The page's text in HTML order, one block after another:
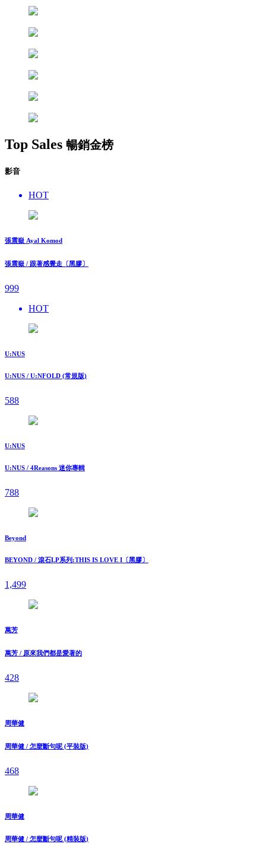
Top Sales 暢銷金榜
影音
HOT
張震嶽 Ayal Komod
張震嶽 / 跟著感覺走〔黑膠〕
999
HOT
U:NUS
U:NUS / U:NFOLD (常規版)
588
U:NUS
U:NUS / 4Reasons 迷你專輯
788
Beyond
BEYOND / 滾石LP系列:THIS IS LOVE I〔黑膠〕
1,499
萬芳
萬芳 / 原來我們都是愛著的
428
周華健
周華健 / 怎麼斷句呢 (平裝版)
468
周華健
周華健 / 怎麼斷句呢 (精裝版)